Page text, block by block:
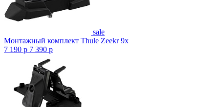
sale
Монтажный комплект Thule Zeekr 9x
7 190 p 7 390 p